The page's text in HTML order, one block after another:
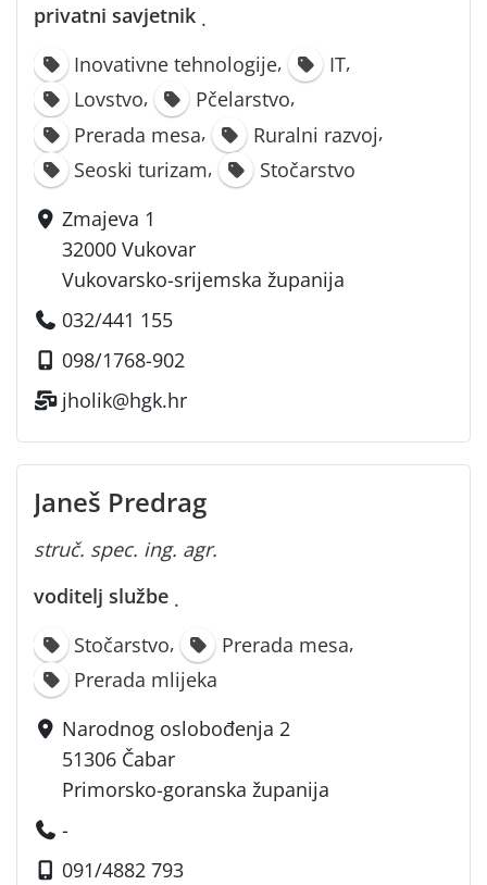
privatni savjetnik ·
Inovativne tehnologije, IT,
Lovstvo, Pčelarstvo,
Prerada mesa, Ruralni razvoj,
Seoski turizam,
Stočarstvo
Zmajeva 1
32000 Vukovar
Vukovarsko-srijemska županija
032/441 155
098/1768-902
jholik@hgk.hr
Janeš Predrag
struč. spec. ing. agr.
voditelj službe ·
Stočarstvo, Prerada mesa,
Prerada mlijeka
Narodnog oslobođenja 2
51306 Čabar
Primorsko-goranska županija
-
091/4882 793